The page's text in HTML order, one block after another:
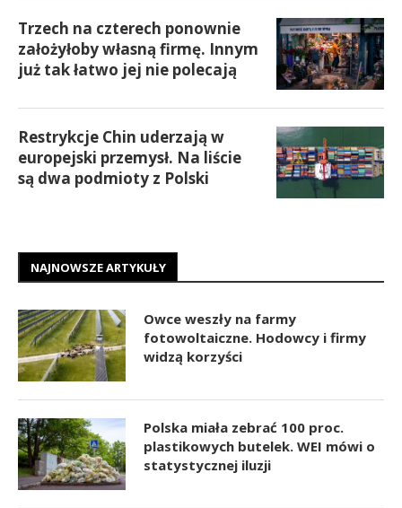
Trzech na czterech ponownie
założyłoby własną firmę. Innym
już tak łatwo jej nie polecają
Restrykcje Chin uderzają w
europejski przemysł. Na liście
są dwa podmioty z Polski
NAJNOWSZE ARTYKUŁY
Owce weszły na farmy
fotowoltaiczne. Hodowcy i firmy
widzą korzyści
Polska miała zebrać 100 proc.
plastikowych butelek. WEI mówi o
statystycznej iluzji